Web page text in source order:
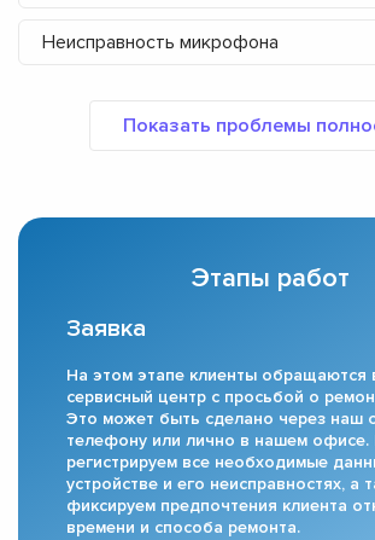
Неисправность микрофона
Этапы работ
Заявка
На этом этапе клиенты обращаются
сервисный центр с просьбой о
Это может быть сделано через наш
телефону или лично в нашем
регистрируем все необходимые
устройстве и его неисправностях, а
фиксируем предпочтения клиента
времени и способа ремонта.